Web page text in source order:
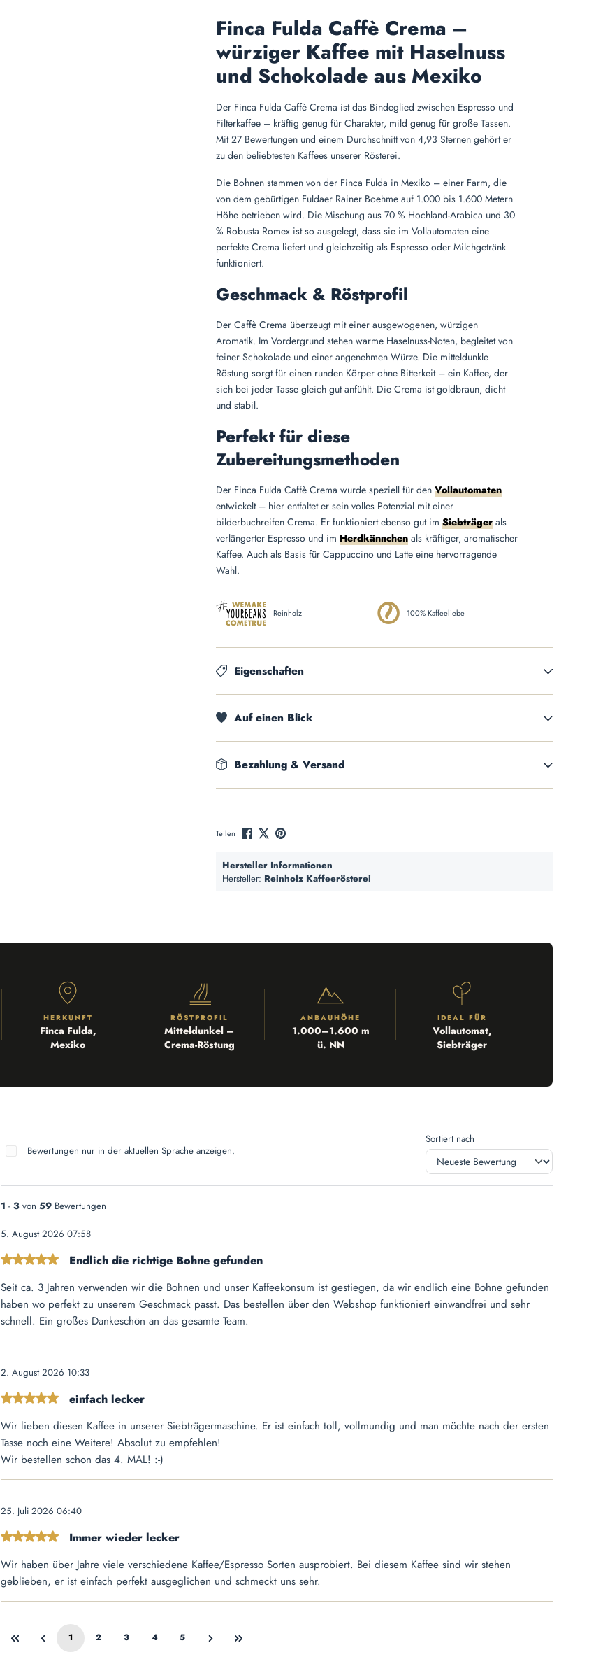
Finca Fulda Caffè Crema –
würziger Kaffee mit Haselnuss
und Schokolade aus Mexiko
Der Finca Fulda Caffè Crema ist das Bindeglied zwischen Espresso und
Filterkaffee – kräftig genug für Charakter, mild genug für große Tassen.
Mit 27 Bewertungen und einem Durchschnitt von 4,93 Sternen gehört er
zu den beliebtesten Kaffees unserer Rösterei.
Die Bohnen stammen von der Finca Fulda in Mexiko – einer Farm, die
von dem gebürtigen Fuldaer Rainer Boehme auf 1.000 bis 1.600 Metern
Höhe betrieben wird. Die Mischung aus 70 % Hochland-Arabica und 30
% Robusta Romex ist so ausgelegt, dass sie im Vollautomaten eine
perfekte Crema liefert und gleichzeitig als Espresso oder Milchgetränk
funktioniert.
Geschmack & Röstprofil
Der Caffè Crema überzeugt mit einer ausgewogenen, würzigen
Aromatik. Im Vordergrund stehen warme Haselnuss-Noten, begleitet von
feiner Schokolade und einer angenehmen Würze. Die mitteldunkle
Röstung sorgt für einen runden Körper ohne Bitterkeit – ein Kaffee, der
sich bei jeder Tasse gleich gut anfühlt. Die Crema ist goldbraun, dicht
und stabil.
Perfekt für diese
Zubereitungsmethoden
Der Finca Fulda Caffè Crema wurde speziell für den Vollautomaten
entwickelt – hier entfaltet er sein volles Potenzial mit einer
bilderbuchreifen Crema. Er funktioniert ebenso gut im Siebträgerals
verlängerter Espresso und im Herdkännchenals kräftiger, aromatischer
Kaffee. Auch als Basis für Cappuccino und Latte eine hervorragende
Wahl.
Reinholz 100% Kaffeeliebe
Eigenschaften
Auf einen Blick
Bezahlung & Versand
Teilen
Hersteller Informationen
Hersteller: Reinholz Kaffeerösterei
HERKUNFT
Finca Fulda,
Mexiko
RÖSTPROFIL
Mitteldunkel –
Crema-Röstung
ANBAUHÖHE
1.000–1.600 m
ü. NN
IDEAL FÜR
Vollautomat,
Siebträger
Bewertungen nur in der aktuellen Sprache anzeigen.
Sortiert nach
1 - 3 von 59 Bewertungen
5. August 2026 07:58
Bewertung mit 5 von 5 SternenEndlich die richtige Bohne gefunden
Seit ca. 3 Jahren verwenden wir die Bohnen und unser Kaffeekonsum ist gestiegen, da wir endlich eine Bohne gefunden
haben wo perfekt zu unserem Geschmack passt. Das bestellen über den Webshop funktioniert einwandfrei und sehr
schnell. Ein großes Dankeschön an das gesamte Team.
2. August 2026 10:33
Bewertung mit 5 von 5 Sternen
einfach lecker
Wir lieben diesen Kaffee in unserer Siebträgermaschine. Er ist einfach toll, vollmundig und man möchte nach der ersten
Tasse noch eine Weitere! Absolut zu empfehlen!
Wir bestellen schon das 4. MAL! :-)
25. Juli 2026 06:40
Bewertung mit 5 von 5 Sternen
Immer wieder lecker
Wir haben über Jahre viele verschiedene Kaffee/Espresso Sorten ausprobiert. Bei diesem Kaffee sind wir stehen
geblieben, er ist einfach perfekt ausgeglichen und schmeckt uns sehr.
1
2
3
4
5